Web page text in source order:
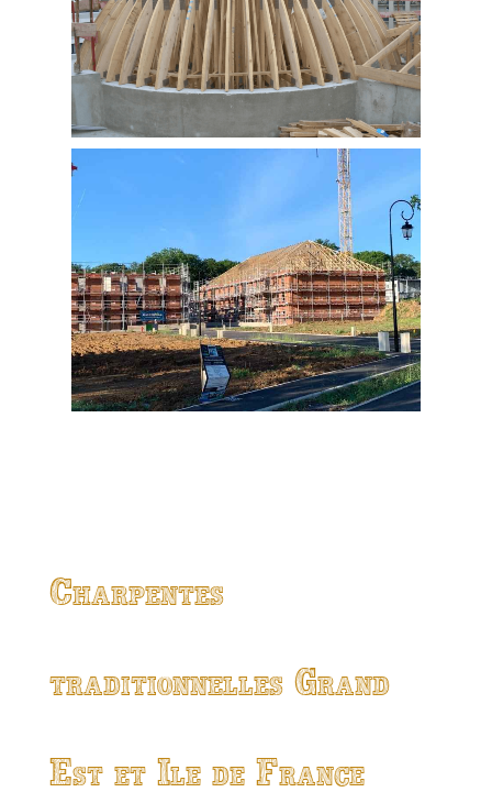
Charpentes
traditionnelles Grand
Est et Ile de France